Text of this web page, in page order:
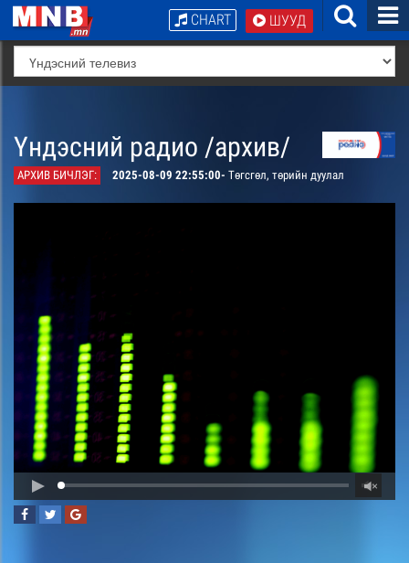
ШУУД
CHART
Үндэсний радио /архив/
АРХИВ БИЧЛЭГ: 2025-08-09 22:55:00- Төгсгөл, төрийн дуулал